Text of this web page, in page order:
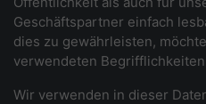
Geschäftspartner einfach
dies zu gewährleisten,
verwendeten
Wir verwenden in dieser